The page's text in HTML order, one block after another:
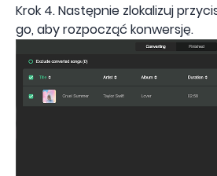
Krok 4. Następnie zlokalizuj
go, aby rozpocząć konwersję.